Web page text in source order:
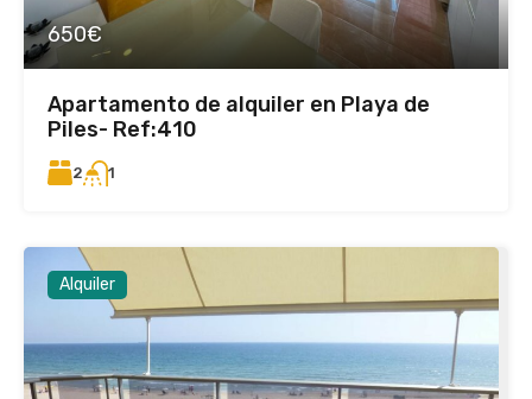
650€
Apartamento de alquiler en Playa de
Piles- Ref:410
2 1
Alquiler